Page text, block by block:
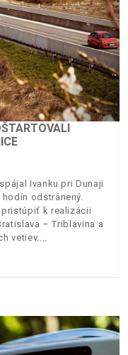
Ivanku pri Dunaji
odstránený.
k realizácii
– Triblavina a
vetiev.